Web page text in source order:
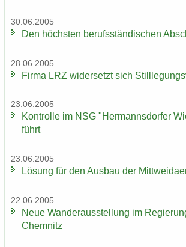
30.06.2005
Den höchs­ten be­rufs­stän­di­schen
28.06.2005
Firma LRZ wi­der­setzt sich
23.06.2005
Kon­trol­le im NSG "Her­manns­dor­fer
führt
23.06.2005
Lö­sung für den Aus­bau der
22.06.2005
Neue Wan­der­aus­stel­lung im
Chem­nitz